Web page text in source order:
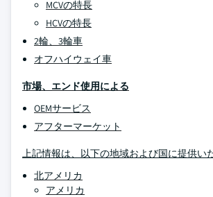
MCVの特長
HCVの特長
2輪、3輪車
オフハイウェイ車
市場、エンド使用による
OEMサービス
アフターマーケット
上記情報は、以下の地域および国に提供い
北アメリカ
アメリカ